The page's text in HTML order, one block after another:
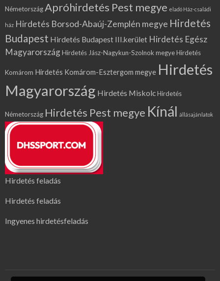
NémetországApróhirdetés Pest megye eladó Ház-családi
ház Hirdetés Borsod-Abaúj-Zemplén megye Hirdetés
Budapest Hirdetés Budapest III.kerület Hirdetés Egész
MagyarországHirdetés Jász-Nagykun-Szolnok megyeHirdetés
Komárom Hirdetés Komárom-Esztergom megye Hirdetés
Magyarország Hirdetés MiskolcHirdetés
Németország Hirdetés Pest megye Kínál állásajánlatok
Hirdetés feladás
Hirdetés feladás
Ingyenes hirdetésfeladás